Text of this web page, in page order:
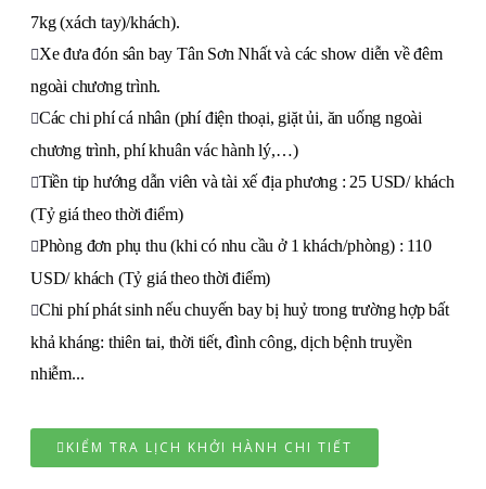
7kg (xách tay)/khách).
Xe đưa đón sân bay Tân Sơn Nhất và các show diễn về đêm
ngoài chương trình.
Các chi phí cá nhân (phí điện thoại, giặt ủi, ăn uống ngoài
chương trình, phí khuân vác hành lý,…)
Tiền tip hướng dẫn viên và tài xế địa phương : 25 USD/ khách
(Tỷ giá theo thời điểm)
Phòng đơn phụ thu (khi có nhu cầu ở 1 khách/phòng) : 110
USD/ khách (Tỷ giá theo thời điểm)
Chi phí phát sinh nếu chuyến bay bị huỷ trong trường hợp bất
khả kháng: thiên tai, thời tiết, đình công, dịch bệnh truyền
nhiễm...
KIỂM TRA LỊCH KHỞI HÀNH CHI TIẾT